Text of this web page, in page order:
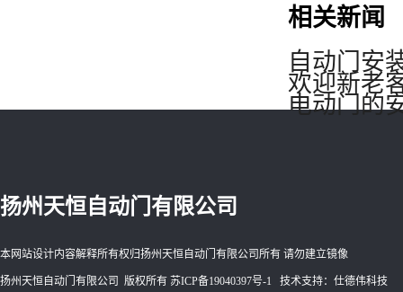
相关新闻
自动门安
欢迎新老
电动门的
扬州天恒自动门有限公司
本网站设计内容解释所有权归扬州天恒自动门有限公司所有 请勿建立镜像
扬州天恒自动门有限公司 版权所有 苏ICP备19040397号-1 技术支持：仕德伟科技